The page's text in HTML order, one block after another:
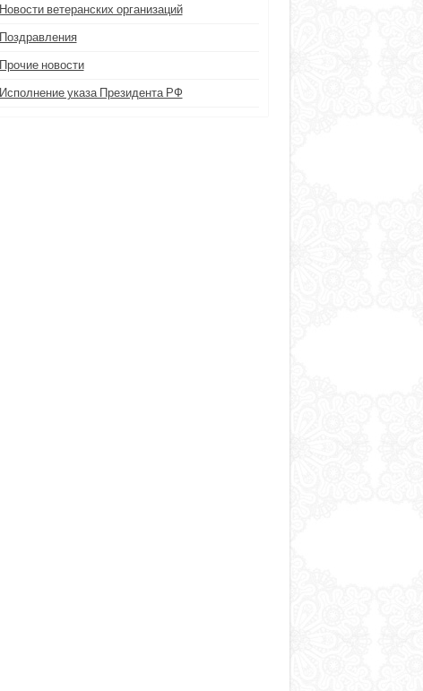
Новости ветеранских организаций
Поздравления
Прочие новости
Исполнение указа Президента РФ